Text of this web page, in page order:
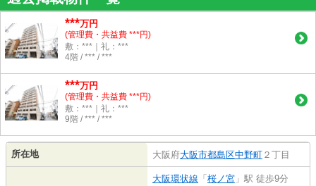
***万円
(管理費・共益費 ***円)
敷：***｜礼：***
4階 / *** / ***
***万円
(管理費・共益費 ***円)
敷：***｜礼：***
9階 / *** / ***
所在地 大阪府大阪市都島区中野町 ２丁目
大阪環状線 「 桜ノ宮 」駅 徒歩9分